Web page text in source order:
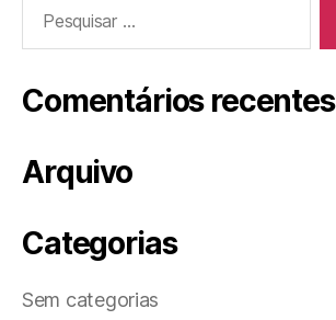
por:
Comentários recentes
Arquivo
Categorias
Sem categorias